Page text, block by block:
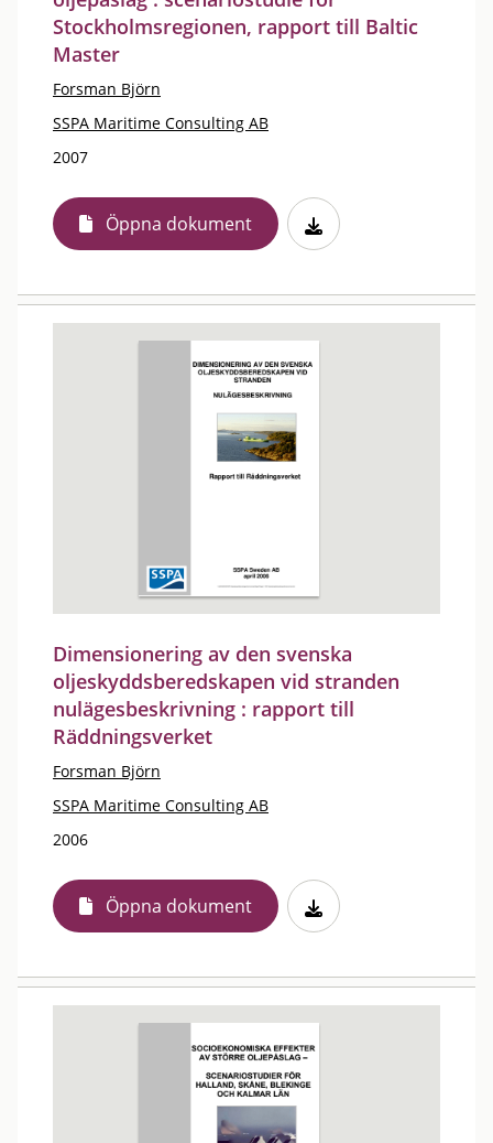
Stockholmsregionen, rapport till Baltic
Master
Forsman Björn
SSPA Maritime Consulting AB
2007
Öppna dokument
Dimensionering av den svenska
oljeskyddsberedskapen vid stranden
nulägesbeskrivning : rapport till
Räddningsverket
Forsman Björn
SSPA Maritime Consulting AB
2006
Öppna dokument